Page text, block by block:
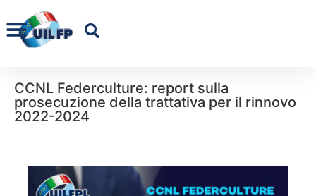
CCNL Federculture: report sulla
prosecuzione della trattativa per il rinnovo
2022-2024